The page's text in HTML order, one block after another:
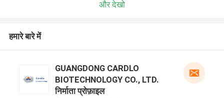
और देखो
हमारे बारे में
GUANGDONG CARDLO
BIOTECHNOLOGY CO., LTD.
निर्माता प्रोफ़ाइल